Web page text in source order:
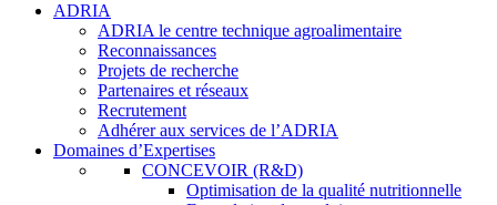
ADRIA
ADRIA le centre technique agroalimentaire
Reconnaissances
Projets de recherche
Partenaires et réseaux
Recrutement
Adhérer aux services de l’ADRIA
Domaines d’Expertises
CONCEVOIR (R&D)
Optimisation de la qualité nutritionnelle